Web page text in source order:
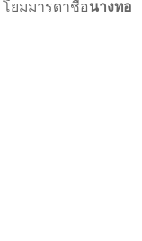
โยมมารดาชื่อนางทอ